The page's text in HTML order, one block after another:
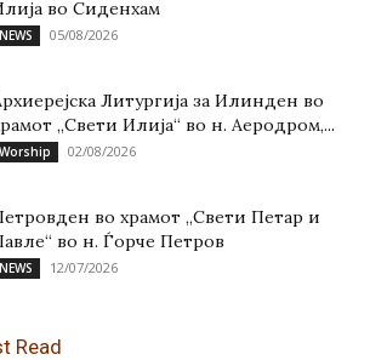
во Сиденхам
NEWS 05/08/2026
Литургија за Илинден во
„Свети Илија“ во н. Аеродром,...
Worship 02/08/2026
во храмот „Свети Петар и
во н. Ѓорче Петров
NEWS 12/07/2026
Read